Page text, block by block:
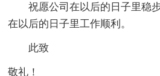
祝愿公司在以后的日子里稳
在以后的日子里工作顺利。
此致
敬礼！